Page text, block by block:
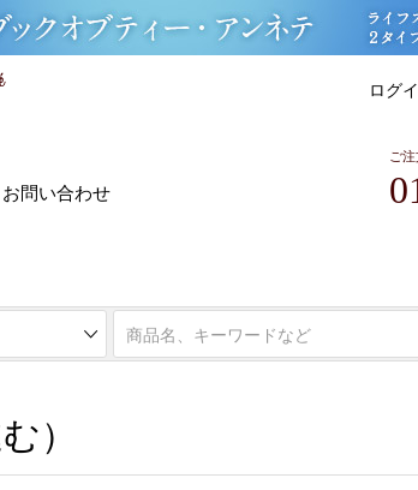
ログ
お問い合わせ
ご
）